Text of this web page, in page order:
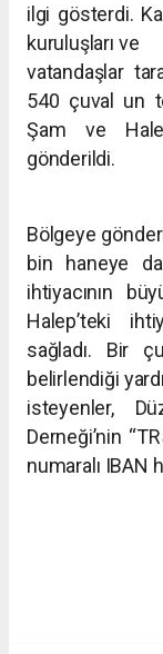
ilgi gösterdi.
kuruluşları ve
vatandaşlar
540 çuval un
Şam ve
gönderildi.
Bölgeye
bin haneye
ihtiyacının
Halep’teki
sağladı. Bir
belirlendiği
isteyenler,
Derneği’nin
numaralı IBAN